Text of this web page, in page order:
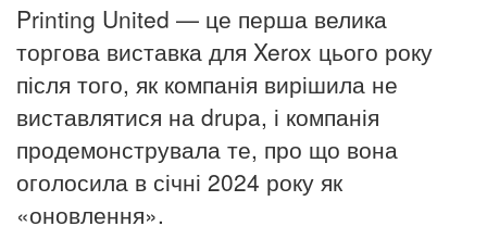
Printing United — це перша велика
торгова виставка для Xerox цього року
після того, як компанія вирішила не
виставлятися на drupa, і компанія
продемонструвала те, про що вона
оголосила в січні 2024 року як
«оновлення».